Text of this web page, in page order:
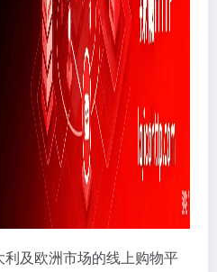
及欧洲市场的线上购物平